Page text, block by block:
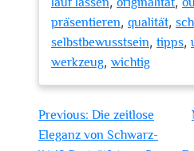
präsentieren, qualität,
selbstbewusstsein, tipps,
werkzeug, wichtig
Beitragsnavigation
Previous: Die zeitlose
Eleganz von Schwarz-